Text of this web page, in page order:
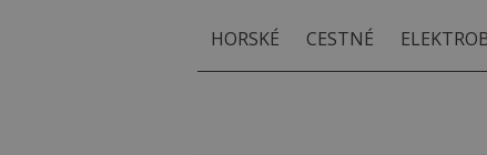
HORSKÉ CESTNÉ